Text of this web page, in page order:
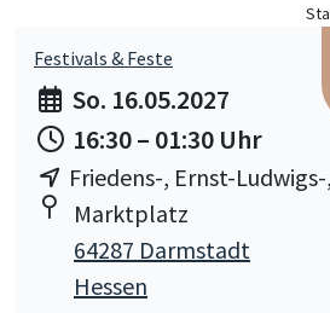
Festivals & Feste
So. 16.05.2027
16:30 – 01:30 Uhr
Friedens-, Ernst-
Marktplatz
64287 Darmstadt
Hessen